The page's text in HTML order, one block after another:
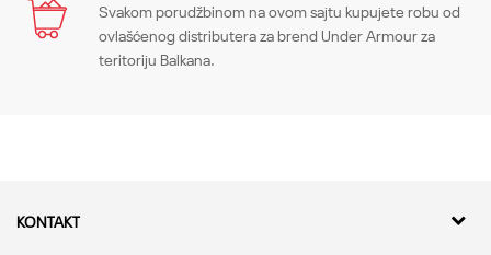
Karakteristika
Kategorija
CO
Ime/Nadimak
Svakom porudžbinom na ovom sajtu kupujete robu od
ovlašćenog distributera za brend Under Armour za
teritoriju Balkana.
KONTAKT